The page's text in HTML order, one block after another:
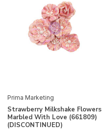
Prima Marketing
Strawberry Milkshake Flowers
Marbled With Love (661809)
(DISCONTINUED)